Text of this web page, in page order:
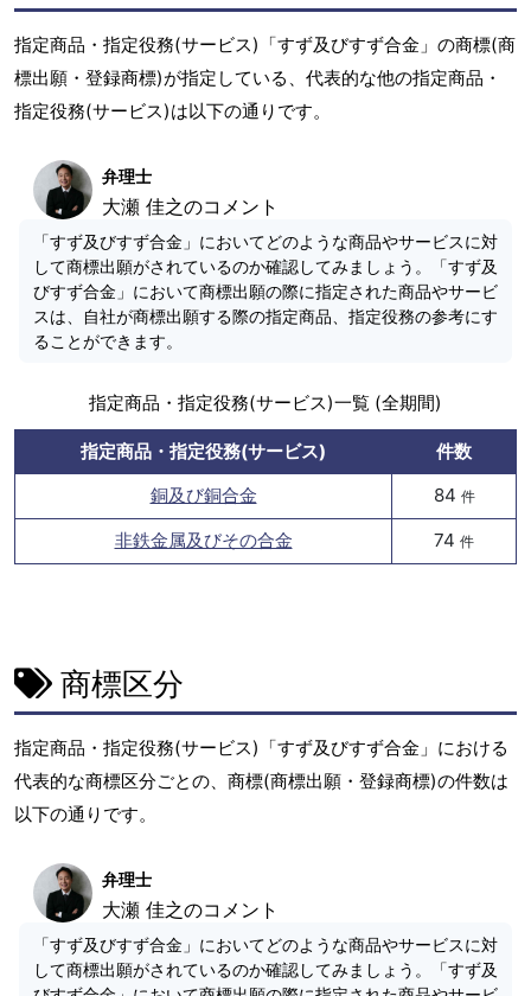
指定商品・指定役務(サービス)「すず及びすず合金」の商標(商
標出願・登録商標)が指定している、代表的な他の指定商品・
指定役務(サービス)は以下の通りです。
弁理士
大瀬 佳之のコメント
「すず及びすず合金」においてどのような商品やサービスに対
して商標出願がされているのか確認してみましょう。「すず及
びすず合金」において商標出願の際に指定された商品やサービ
スは、自社が商標出願する際の指定商品、指定役務の参考にす
ることができます。
指定商品・指定役務(サービス)一覧 (全期間)
指定商品・指定役務(サービス)
件数
銅及び銅合金
84 件
非鉄金属及びその合金 74 件
商標区分
指定商品・指定役務(サービス)「すず及びすず合金」における
代表的な商標区分ごとの、商標(商標出願・登録商標)の件数は
以下の通りです。
弁理士
大瀬 佳之のコメント
「すず及びすず合金」においてどのような商品やサービスに対
して商標出願がされているのか確認してみましょう。「すず及